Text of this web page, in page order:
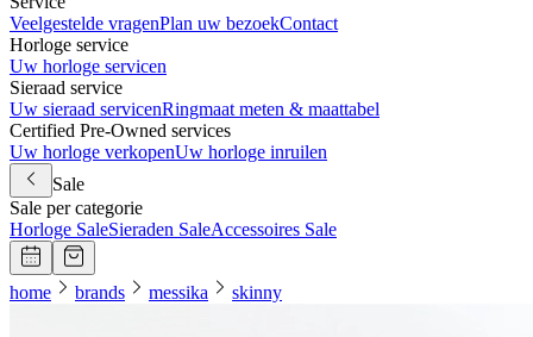
Veelgestelde vragenPlan uw bezoekContact
Horloge service
Uw horloge servicen
Sieraad service
Uw sieraad servicenRingmaat meten & maattabel
Certified Pre-Owned services
Uw horloge verkopenUw horloge inruilen
Sale
Sale per categorie
Horloge SaleSieraden SaleAccessoires Sale
home brands messika skinny